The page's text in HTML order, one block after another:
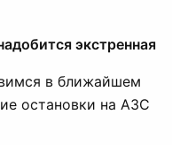
экстренная
в ближайшем
остановки на АЗС